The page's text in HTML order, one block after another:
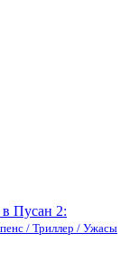
Пусан 2:
/ Триллер / Ужасы